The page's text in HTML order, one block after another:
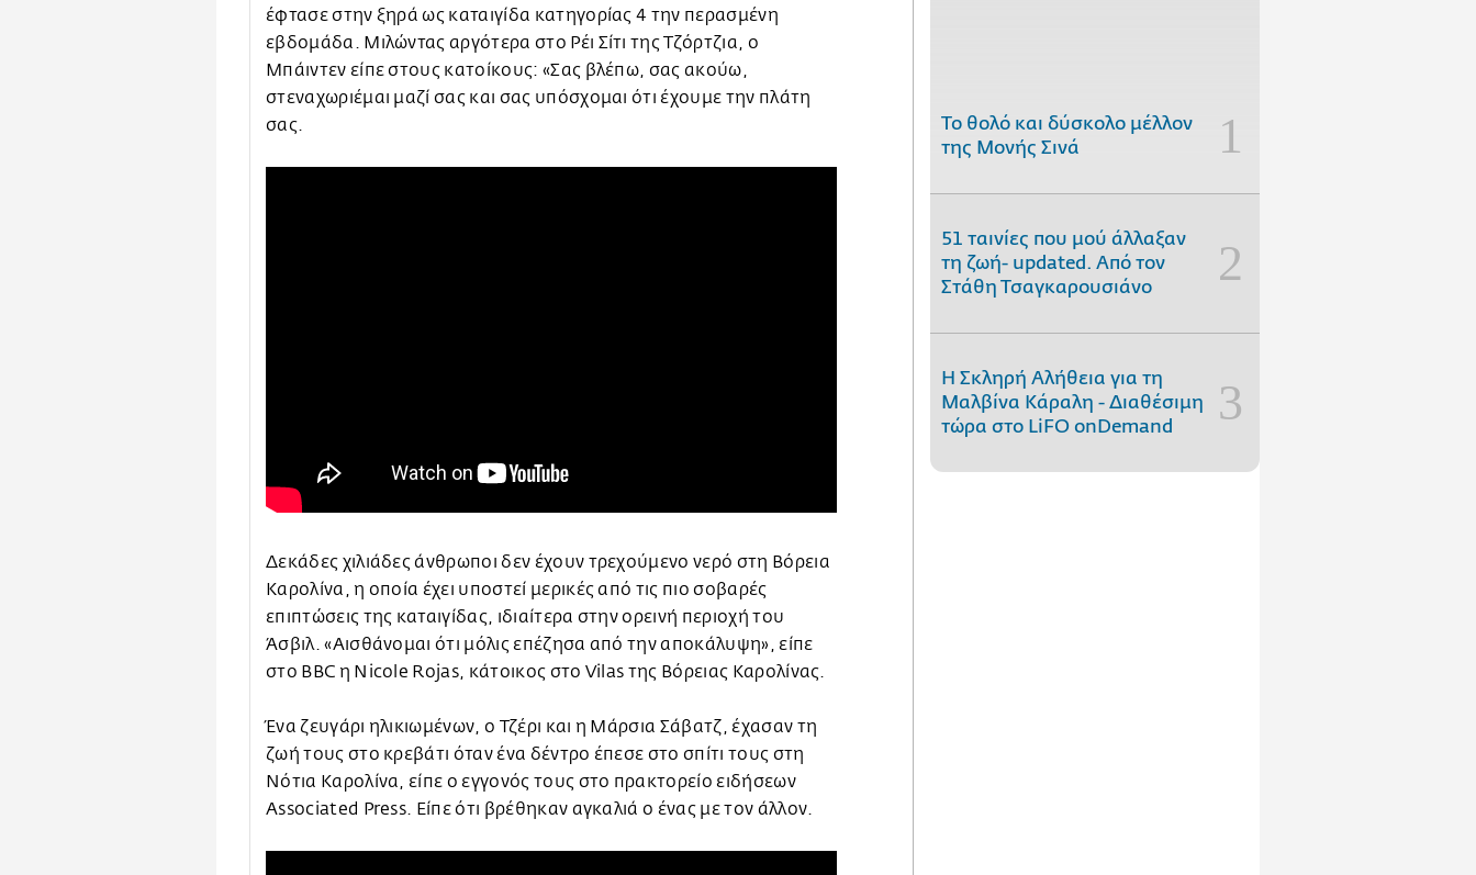
έφτασε στην ξηρά ως καταιγίδα κατηγορίας 4 την περασμένη
εβδομάδα. Μιλώντας αργότερα στο Ρέι Σίτι της Τζόρτζια, ο
Μπάιντεν είπε στους κατοίκους: «Σας βλέπω, σας ακούω,
στεναχωριέμαι μαζί σας και σας υπόσχομαι ότι έχουμε την πλάτη
σας.
Δεκάδες χιλιάδες άνθρωποι δεν έχουν τρεχούμενο νερό στη Βόρεια
Καρολίνα, η οποία έχει υποστεί μερικές από τις πιο σοβαρές
επιπτώσεις της καταιγίδας, ιδιαίτερα στην ορεινή περιοχή του
Άσβιλ. «Αισθάνομαι ότι μόλις επέζησα από την αποκάλυψη», είπε
στο BBC η Nicole Rojas, κάτοικος στο Vilas της Βόρειας Καρολίνας.
Ένα ζευγάρι ηλικιωμένων, ο Τζέρι και η Μάρσια Σάβατζ, έχασαν τη
ζωή τους στο κρεβάτι όταν ένα δέντρο έπεσε στο σπίτι τους στη
Νότια Καρολίνα, είπε ο εγγονός τους στο πρακτορείο ειδήσεων
Associated Press. Είπε ότι βρέθηκαν αγκαλιά ο ένας με τον άλλον.
Το θολό και δύσκολο μέλλον
της Μονής Σινά
51 ταινίες που μού άλλαξαν
τη ζωή- updated. Aπό τον
Στάθη Τσαγκαρουσιάνο
Η Σκληρή Αλήθεια για τη
Μαλβίνα Κάραλη - Διαθέσιμη
τώρα στo LiFO onDemand